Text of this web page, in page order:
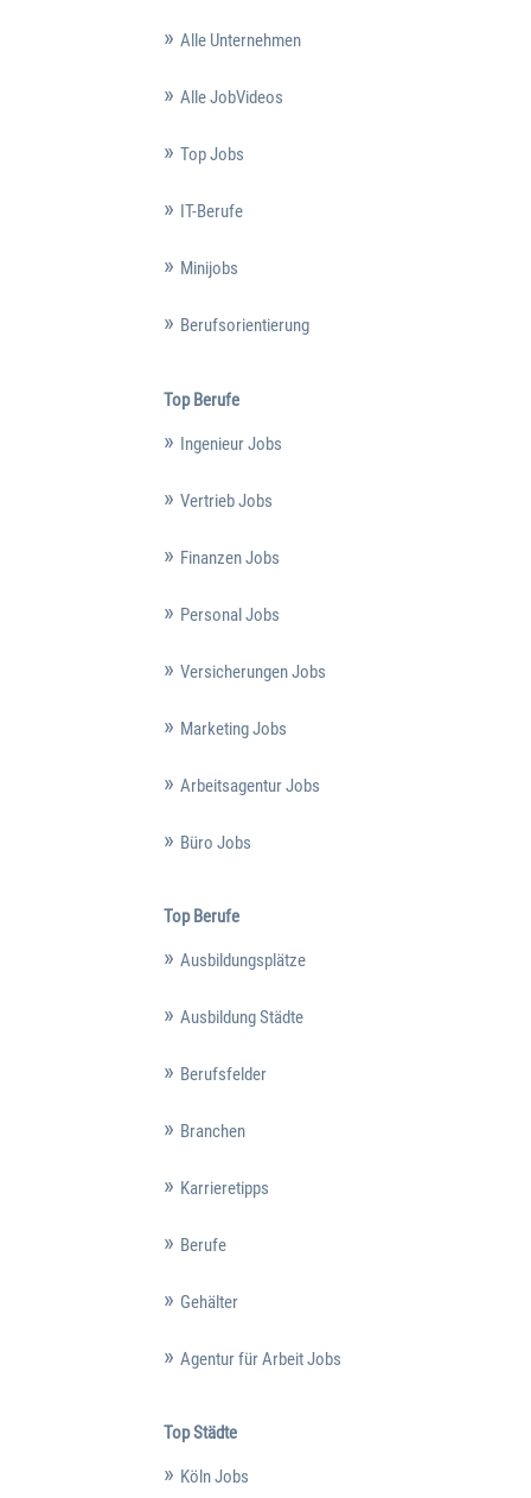
Alle Unternehmen
Alle JobVideos
Top Jobs
IT-Berufe
Minijobs
Berufsorientierung
Top Berufe
Ingenieur Jobs
Vertrieb Jobs
Finanzen Jobs
Personal Jobs
Versicherungen Jobs
Marketing Jobs
Arbeitsagentur Jobs
Büro Jobs
Top Berufe
Ausbildungsplätze
Ausbildung Städte
Berufsfelder
Branchen
Karrieretipps
Berufe
Gehälter
Agentur für Arbeit Jobs
Top Städte
Köln Jobs